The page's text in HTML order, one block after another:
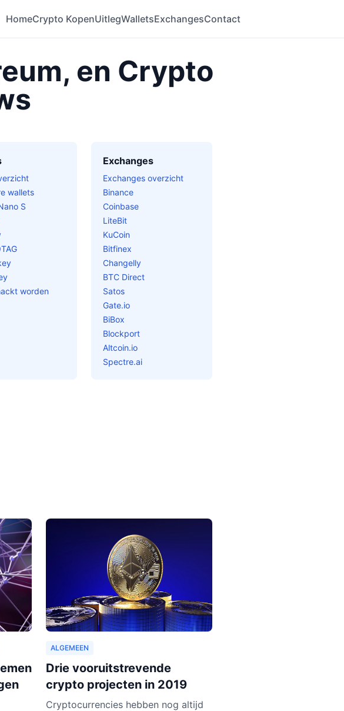
HomeCrypto KopenUitlegWalletsExchangesContact
en Crypto
wallets
S
worden
Exchanges
Exchanges overzicht
Binance
Coinbase
LiteBit
KuCoin
Bitfinex
Changelly
BTC Direct
Satos
Gate.io
BiBox
Blockport
Altcoin.io
Spectre.ai
ALGEMEEN
Drie vooruitstrevende
crypto projecten in 2019
Cryptocurrencies hebben nog altijd